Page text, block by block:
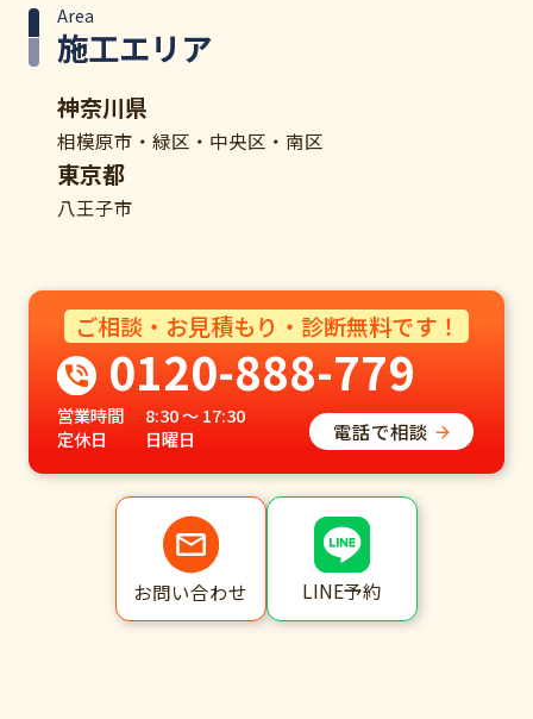
施工エリア
Area
神奈川県
相模原市・緑区・中央区・南区
東京都
八王子市
ご相談・お見積もり・診断無料です！
0120-888-779
営業時間
8:30 ～ 17:30
定休日
日曜日 電話で相談
お問い合わせ LINE予約